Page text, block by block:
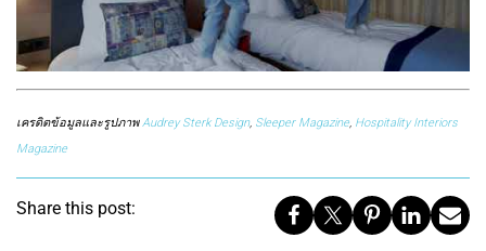
เครดิตข้อมูลและรูปภาพAudrey Sterk Design, Sleeper Magazine, Hospitality Interiors
Magazine
Share this post: